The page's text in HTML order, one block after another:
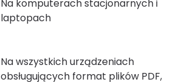
Na komputerach stacjonarnych i
laptopach
Na wszystkich urządzeniach
obsługujących format plików PDF,